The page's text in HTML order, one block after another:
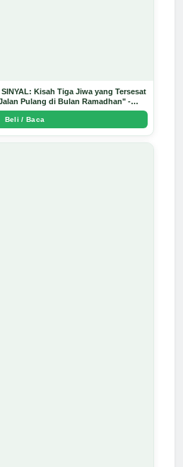
Kisah Tiga Jiwa yang Tersesat
Pulang di Bulan Ramadhan" -
Beli / Baca